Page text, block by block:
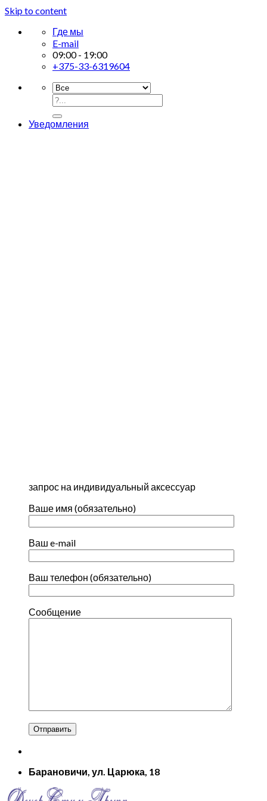
Skip to content
Где мы
E-mail
09:00 - 19:00
+375-33-6319604
Уведомления
запрос на индивидуальный аксессуар
Ваше имя (обязательно)
Ваш e-mail
Ваш телефон (обязательно)
Сообщение
Барановичи, ул. Царюка, 18